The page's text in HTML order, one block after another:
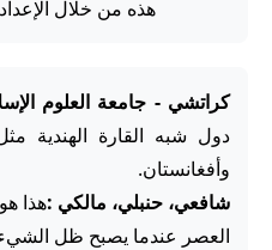
هذه من خلال
كراتشي - جامعة العلوم
دول شبه القارة الهندية
وأفغانستان.
شافعي، حنبلي، مالكي :هذا
العصر عندما يصبح ظل